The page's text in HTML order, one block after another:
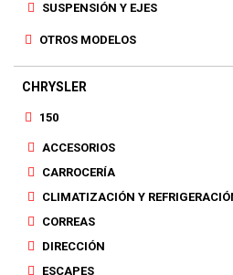
SUSPENSIÓN Y EJES
OTROS MODELOS
CHRYSLER
150
ACCESORIOS
CARROCERÍA
CLIMATIZACIÓN Y
CORREAS
DIRECCIÓN
ESCAPES